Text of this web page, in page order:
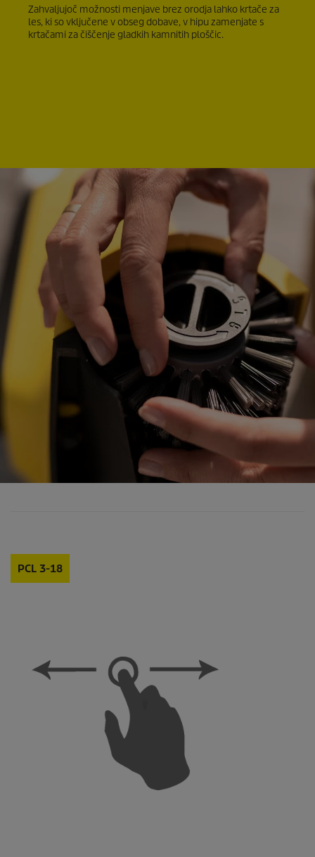
Zahvaljujoč možnosti menjave brez orodja lahko krtače za
les, ki so vključene v obseg dobave, v hipu zamenjate s
krtačami za čiščenje gladkih kamnitih ploščic.
PCL 3-18